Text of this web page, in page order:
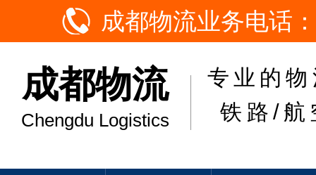
成都物流业务电话
成都物流
Chengdu Logistics
专业的
铁路/航